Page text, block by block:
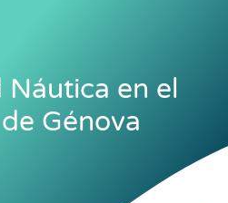
Náutica en el
Génova